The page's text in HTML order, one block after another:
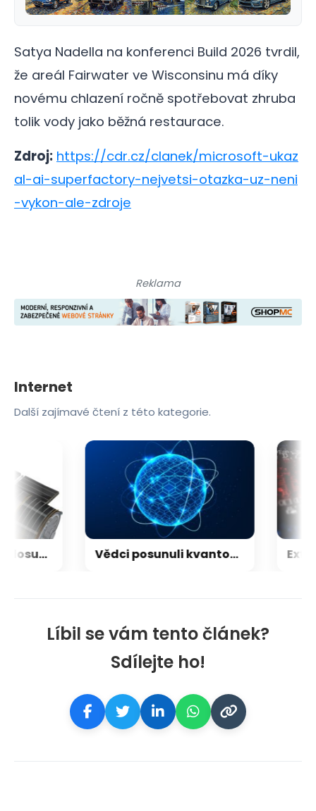
Satya Nadella na konferenci Build 2026 tvrdil,
že areál Fairwater ve Wisconsinu má díky
novému chlazení ročně spotřebovat zhruba
tolik vody jako běžná restaurace.
Zdroj: https://cdr.cz/clanek/microsoft-ukaz
al-ai-superfactory-nejvetsi-otazka-uz-neni
-vykon-ale-zdroje
Líbil se vám tento článek?
Sdílejte ho!
Reklama
Internet
Další zajímavé čtení z této kategorie.
LEGO představilo dosud nejdetailnější model Hubbleova teleskopu Vědci posunuli kvantový internet. Propojili ho s běžným internetem